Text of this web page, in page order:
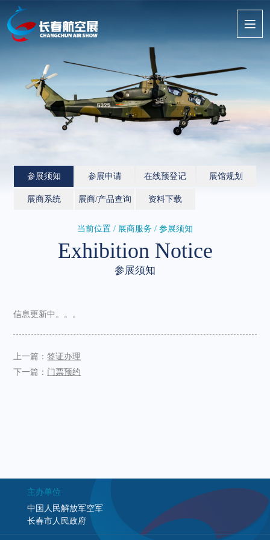
参展须知 参展申请 在线预登记 展馆规划
展商系统 展商/产品查询 资料下载
当前位置 / 展商服务 / 参展须知
Exhibition Notice
参展须知
信息更新中。。。
上一篇：签证办理
下一篇： 门票预约
主办单位
中国人民解放军空军
长春市人民政府